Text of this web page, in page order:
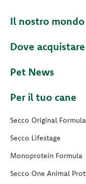
Il nostro mondo
Dove acquistare
Pet News
Per il tuo cane
Secco Original Formula
Secco Lifestage
Monoprotein Formula
Secco One Animal